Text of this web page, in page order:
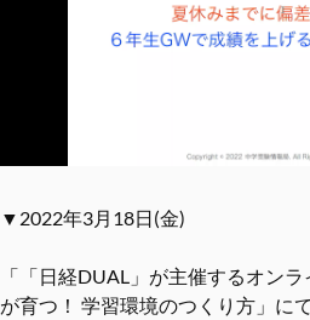
▼2022年3月18日(金)
「「日経DUAL」が主催するオン
が育つ！ 学習環境のつくり方」に